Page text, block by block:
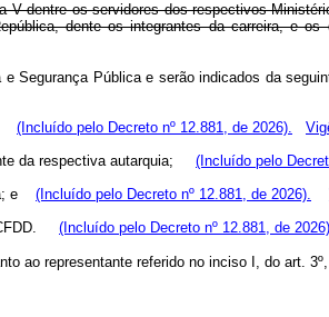
dentre os servidores dos respectivos
dente os integrantes da carreira, e
Segurança Pública e serão indicados da
(Incluído pelo Decreto nº 12.881, de 2026).
da respectiva autarquia; (Incluído pelo
e (Incluído pelo Decreto nº 12.881, de 2026).
CFDD. (Incluído pelo Decreto nº 12.881, de
ao representante referido no inciso I, do art.